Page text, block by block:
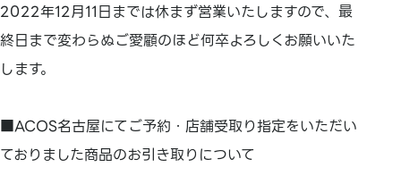
2022年12月11日までは休まず営業いたしますので、最
終日まで変わらぬご愛顧のほど何卒よろしくお願いいた
します。
■ACOS名古屋にてご予約・店舗受取り指定をいただい
ておりました商品のお引き取りについて